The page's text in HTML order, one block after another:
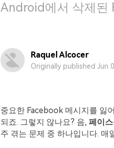
Android에서 삭제된
Raquel Alcocer
Originally published Jun
중요한 Facebook 메시지를 잃
되죠. 그렇지 않나요? 음, 페이
주 겪는 문제 중 하나입니다. 매